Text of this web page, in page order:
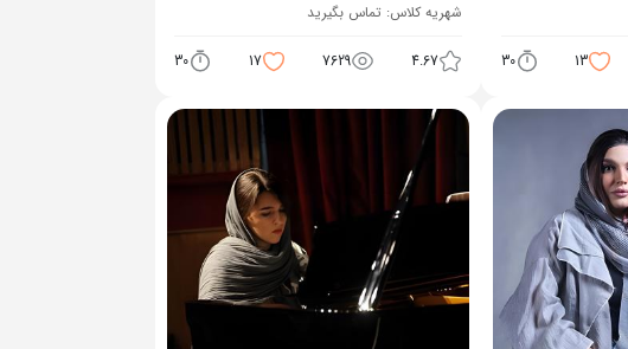
13
30
شهریه کلاس: تماس بگیرید
4.67
7629
17
30